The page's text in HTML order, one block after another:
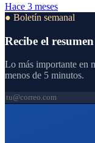
Hace 3 meses
● Boletín semanal
Recibe el
Lo más importante en
menos de 5 minutos.